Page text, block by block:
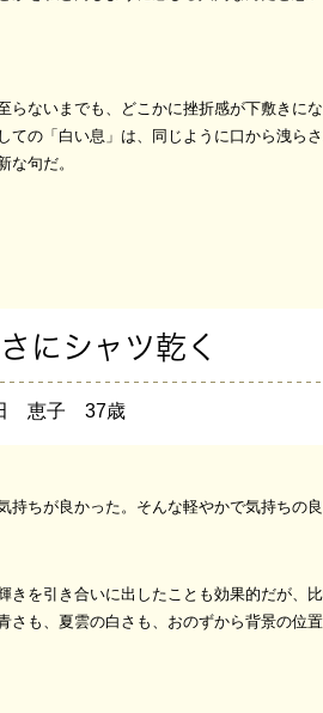
ないまでも、どこかに挫折感が下敷きに
の「白い息」は、同じように口から洩ら
句だ。
にシャツ乾く
恵子 37歳
ちが良かった。そんな軽やかで気持ちの
を引き合いに出したことも効果的だが、
も、夏雲の白さも、おのずから背景の位